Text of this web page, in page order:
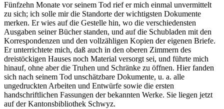
Fünfzehn Monate vor seinem Tod rief er mich einmal unvermittelt
zu sich; ich solle mir die Standorte der wichtigsten Dokumente
merken. Er wies auf die Gestelle hin, wo die verschiedensten
Ausgaben seiner Bücher standen, und auf die Schubladen mit den
Korrespondenzen und den vollzähligen Kopien der eigenen Briefe.
Er unterrichtete mich, daß auch in den oberen Zimmern des
dreistöckigen Hauses noch Material versorgt sei, und führte mich
hinauf, ohne aber die Truhen und Schränke zu öffnen. Hier fanden
sich nach seinem Tod unschätzbare Dokumente, u. a. alle
ungedruckten Arbeiten und Entwürfe sowie die ersten
handschriftlichen Fassungen der bekannten Werke. Sie liegen jetzt
auf der Kantonsbibliothek Schwyz.